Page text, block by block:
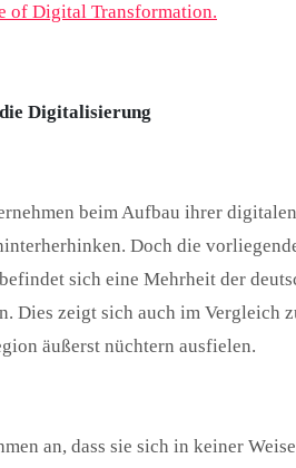
of Digital Transformation.
Digitalisierung
beim Aufbau ihrer digitalen
Doch die
sich eine Mehrheit der
Dies zeigt sich auch im Vergleich
äußerst nüchtern ausfielen.
an, dass sie sich in keiner